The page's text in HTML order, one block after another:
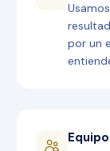
por un